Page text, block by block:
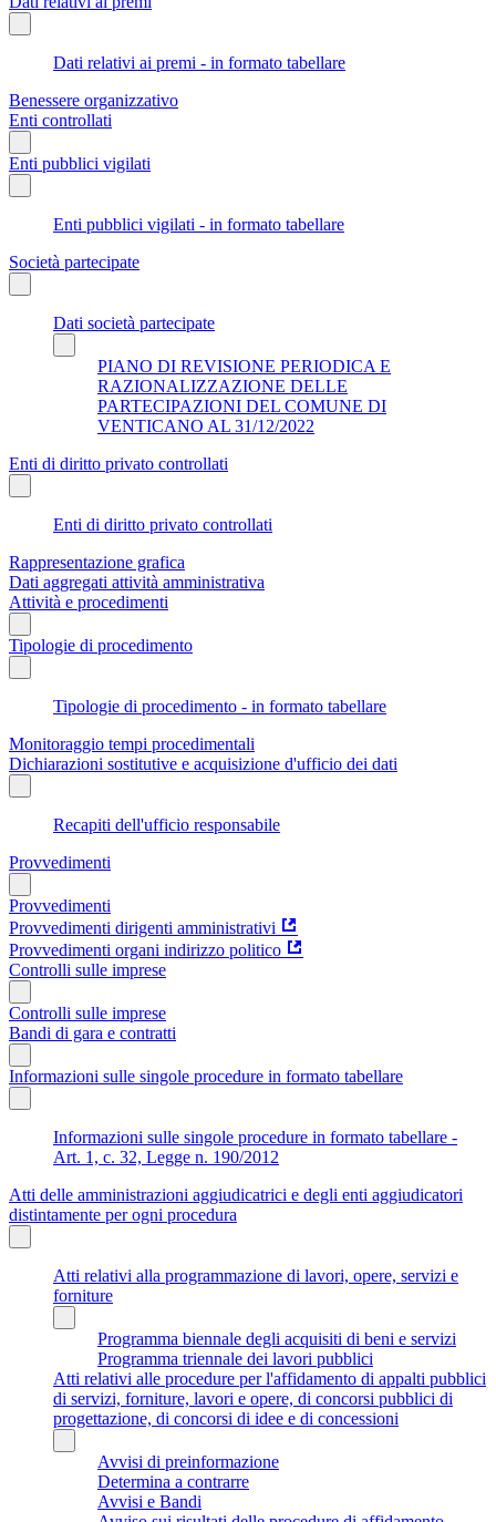
Dati relativi ai premi - in formato tabellare
Benessere organizzativo
Enti controllati
Enti pubblici vigilati
Enti pubblici vigilati - in formato tabellare
Società partecipate
Dati società partecipate
PIANO DI REVISIONE PERIODICA E
RAZIONALIZZAZIONE DELLE
PARTECIPAZIONI DEL COMUNE DI
VENTICANO AL 31/12/2022
Enti di diritto privato controllati
Enti di diritto privato controllati
Rappresentazione grafica
Dati aggregati attività amministrativa
Attività e procedimenti
Tipologie di procedimento
Tipologie di procedimento - in formato tabellare
Monitoraggio tempi procedimentali
Dichiarazioni sostitutive e acquisizione d'ufficio dei dati
Recapiti dell'ufficio responsabile
Provvedimenti
Provvedimenti
Provvedimenti dirigenti amministrativi
Provvedimenti organi indirizzo politico
Controlli sulle imprese
Controlli sulle imprese
Bandi di gara e contratti
Informazioni sulle singole procedure in formato tabellare
Informazioni sulle singole procedure in formato tabellare -
Art. 1, c. 32, Legge n. 190/2012
Atti delle amministrazioni aggiudicatrici e degli enti aggiudicatori
distintamente per ogni procedura
Atti relativi alla programmazione di lavori, opere, servizi e
forniture
Programma biennale degli acquisiti di beni e servizi
Programma triennale dei lavori pubblici
Atti relativi alle procedure per l'affidamento di appalti pubblici
di servizi, forniture, lavori e opere, di concorsi pubblici di
progettazione, di concorsi di idee e di concessioni
Avvisi di preinformazione
Determina a contrarre
Avvisi e Bandi